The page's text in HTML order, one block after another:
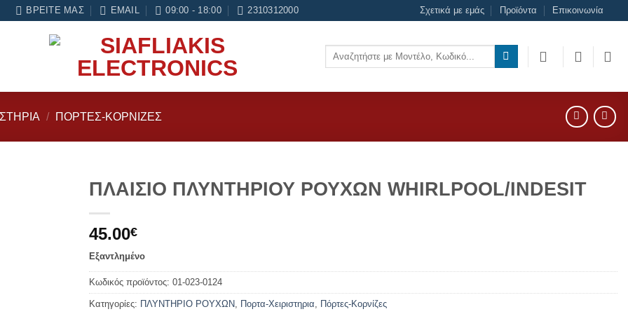
σε κάθε εργασία Service
ΒΡΕΊΤΕ ΜΑΣ EMAIL 09:00 - 18:00 2310312000 Σχετικά με εμάς Προϊόντα Επικοινωνία
Αναζήτηση
/ ΠΌΡΤΕΣ-ΚΟΡΝΊΖΕΣ
ΠΛΑΙΣΙΟ ΠΛΥΝΤΗΡΙΟΥ ΡΟΥΧΩΝ WHIRLPOOL/INDESIT
45.00€
Εξαντλημένο
Κωδικός προϊόντος: 01-023-0124
Κατηγορίες: ΠΛΥΝΤΗΡΙΟ ΡΟΥΧΩΝ Πορτα-Χειριστηρια Πόρτες-Κορνίζες